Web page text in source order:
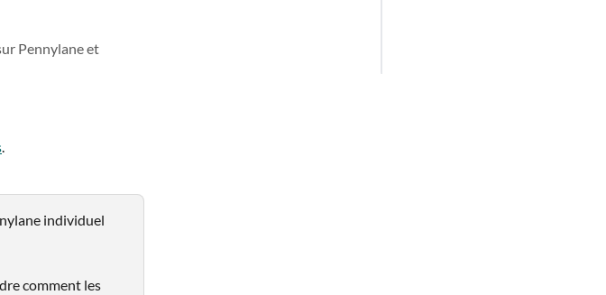
Pennylane et
.
individuel
comment les